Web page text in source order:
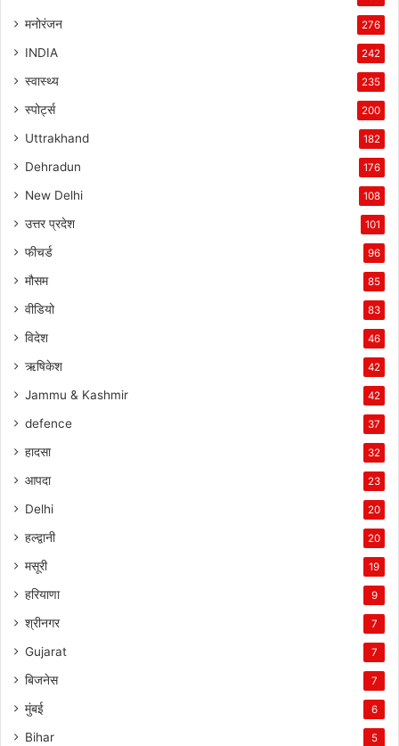
मनोरंजन 276
INDIA 242
स्वास्थ्य 235
स्पोर्ट्स 200
Uttrakhand 182
Dehradun 176
New Delhi 108
उत्तर प्रदेश 101
फीचर्ड 96
मौसम 85
वीडियो 83
विदेश 46
ऋषिकेश 42
Jammu & Kashmir 42
defence 37
हादसा 32
आपदा 23
Delhi 20
हल्द्वानी 20
मसूरी 19
हरियाणा 9
श्रीनगर 7
Gujarat 7
बिजनेस 7
मुंबई 6
Bihar 5